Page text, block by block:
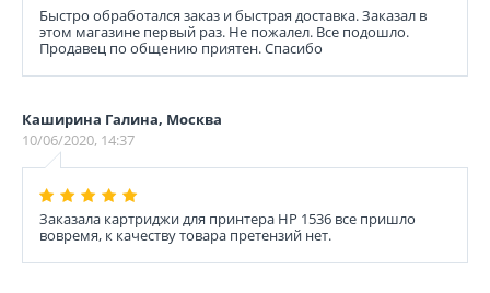
Быстро обработался заказ и быстрая доставка. Заказал в
этом магазине первый раз. Не пожалел. Все подошло.
Продавец по общению приятен. Спасибо
Каширина Галина, Москва
10/06/2020, 14:37
Заказала картриджи для принтера HP 1536 все пришло
вовремя, к качеству товара претензий нет.